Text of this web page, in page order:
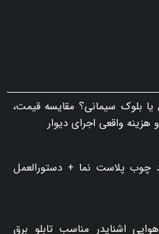
بلوک سیمانی؟ مقایسه قیمت،
واقعی اجرای دیوار
پلاست نما + دستورالعمل
اشنایدر مناسب تابلو برق